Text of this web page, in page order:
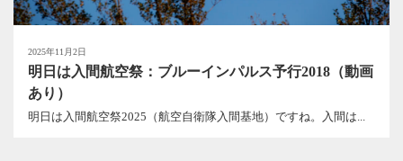
2025年11月2日
明日は入間航空祭：ブルーインパルス予行2018（動画
あり）
明日は入間航空祭2025（航空自衛隊入間基地）ですね。入間は...